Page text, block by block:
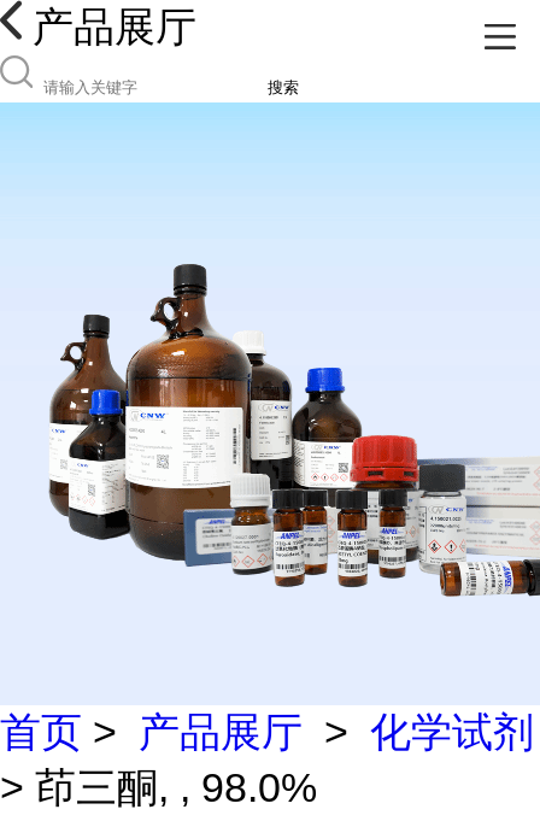
产品展厅
搜索
首页 > 产品展厅 > 化学试剂
> 茚三酮, , 98.0%